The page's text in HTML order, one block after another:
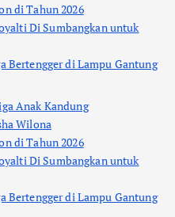
di Tahun 2026
Di Sumbangkan untuk
Bertengger di Lampu Gantung
Anak Kandung
Wilona
di Tahun 2026
Di Sumbangkan untuk
Bertengger di Lampu Gantung